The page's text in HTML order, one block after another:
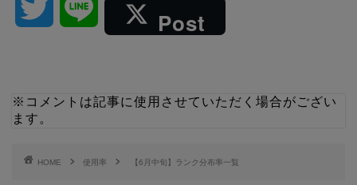
t
Post
※コメントは記事に使用させていただく場合がござい
ます。
HOME 使用率 【6月中旬】ランク分布率一覧